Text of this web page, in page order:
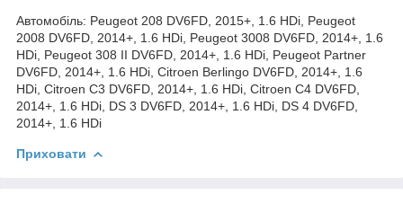
Автомобіль: Peugeot 208 DV6FD, 2015+, 1.6 HDi, Peugeot
2008 DV6FD, 2014+, 1.6 HDi, Peugeot 3008 DV6FD, 2014+, 1.6
HDi, Peugeot 308 II DV6FD, 2014+, 1.6 HDi, Peugeot Partner
DV6FD, 2014+, 1.6 HDi, Citroen Berlingo DV6FD, 2014+, 1.6
HDi, Citroen C3 DV6FD, 2014+, 1.6 HDi, Citroen C4 DV6FD,
2014+, 1.6 HDi, DS 3 DV6FD, 2014+, 1.6 HDi, DS 4 DV6FD,
2014+, 1.6 HDi
Приховати